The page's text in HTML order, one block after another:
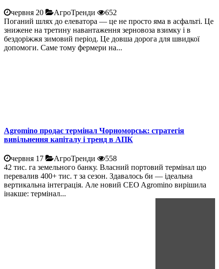
червня 20 АгроТренди
652
Поганий шлях до елеватора — це не просто яма в асфальті. Це
знижене на третину навантаження зерновоза взимку і в
бездоріжжя зимовий період. Це довша дорога для швидкої
допомоги. Саме тому фермери на...
Agromino продає термінал Чорноморськ: стратегія
вивільнення капіталу і тренд в АПК
червня 17 АгроТренди
558
42 тис. га земельного банку. Власний портовий термінал що
перевалив 400+ тис. т за сезон. Здавалось би — ідеальна
вертикальна інтеграція. Але новий CEO Agromino вирішила
інакше: термінал...